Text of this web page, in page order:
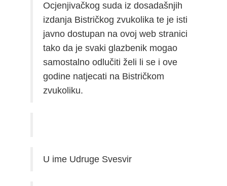
Ocjenjivačkog suda iz dosadašnjih
izdanja Bistričkog zvukolika te je isti
javno dostupan na ovoj web stranici
tako da je svaki glazbenik mogao
samostalno odlučiti želi li se i ove
godine natjecati na Bistričkom
zvukoliku.
U ime Udruge Svesvir